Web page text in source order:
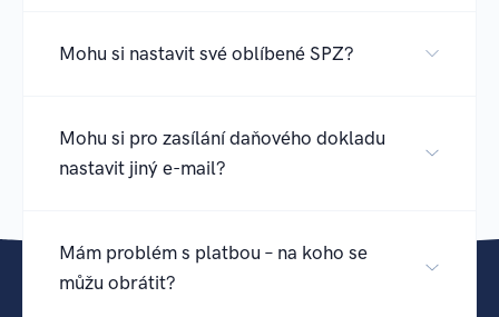
Mohu si nastavit své oblíbené SPZ?
Mohu si pro zasílání daňového dokladu
nastavit jiný e-mail?
Mám problém s platbou – na koho se
můžu obrátit?